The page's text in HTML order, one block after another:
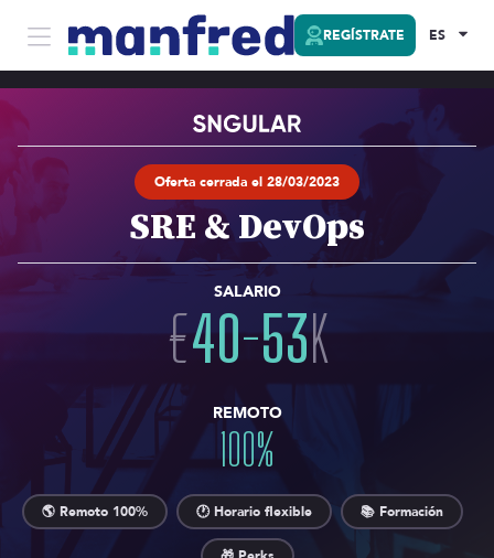
REGÍSTRATE ES
Oferta cerrada el 28/03/2023
SRE & DevOps
SALARIO
€40-53K
REMOTO
100%
🌎 Remoto 100% 🕐 Horario flexible 📚 Formación